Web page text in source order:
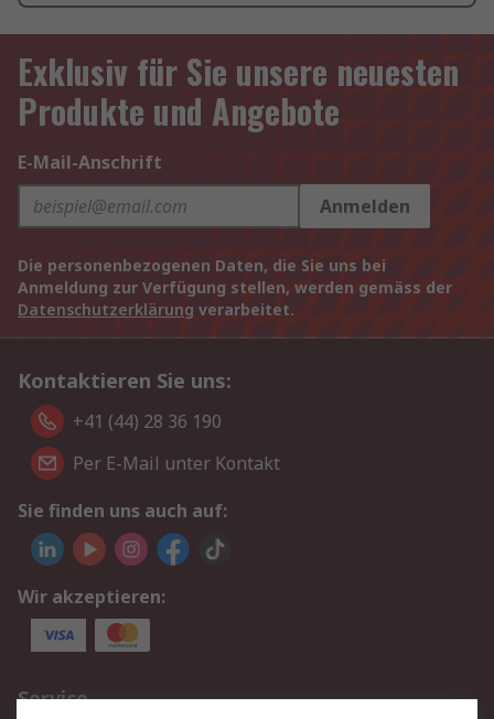
Exklusiv für Sie unsere neuesten
Produkte und Angebote
E-Mail-Anschrift
Anmelden
Die personenbezogenen Daten, die Sie uns bei
Anmeldung zur Verfügung stellen, werden gemäss der
Datenschutzerklärung verarbeitet.
Kontaktieren Sie uns:
+41 (44) 28 36 190
Per E-Mail unter Kontakt
Sie finden uns auch auf:
Wir akzeptieren:
Service